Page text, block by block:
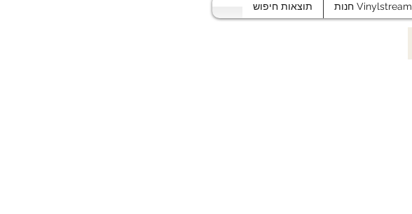
תוצאות חיפוש חנות Vinylstream